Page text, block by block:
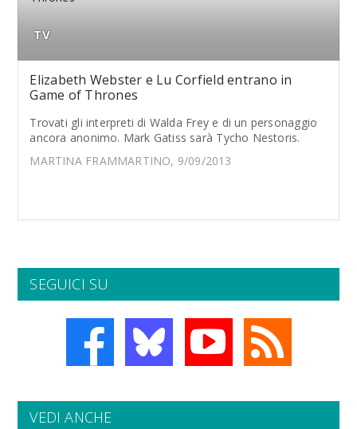
TV
Elizabeth Webster e Lu Corfield entrano in
Game of Thrones
Trovati gli interpreti di Walda Frey e di un personaggio
ancora anonimo. Mark Gatiss sarà Tycho Nestoris.
MARTINA FRAMMARTINO, 9/09/2013
SEGUICI SU
VEDI ANCHE